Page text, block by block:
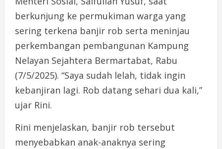
berkunjung ke permukiman warga yang
sering terkena banjir rob serta meninjau
perkembangan pembangunan Kampung
Nelayan Sejahtera Bermartabat, Rabu
(7/5/2025). “Saya sudah lelah, tidak ingin
kebanjiran lagi. Rob datang sehari dua kali,”
ujar Rini.
Rini menjelaskan, banjir rob tersebut
menyebabkan anak-anaknya sering